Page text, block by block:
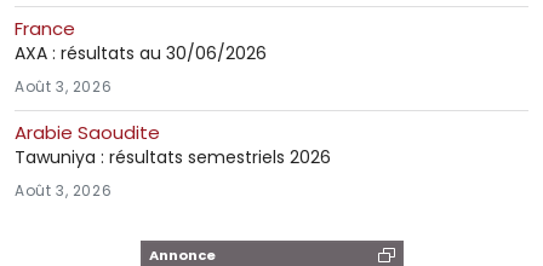
Annonce
France
AXA : résultats au 30/06/2026
Août 3, 2026
Arabie Saoudite
Tawuniya : résultats semestriels 2026
Août 3, 2026